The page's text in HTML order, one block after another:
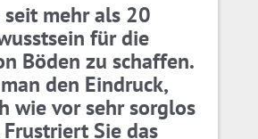
seit mehr als 20
für die
Böden zu schaffen.
den Eindruck,
wie vor sehr sorglos
Sie das